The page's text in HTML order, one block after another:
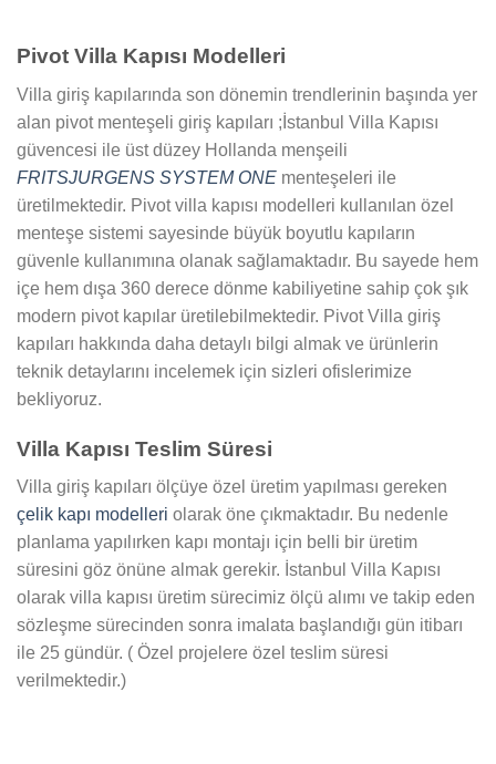
Pivot Villa Kapısı Modelleri
Villa giriş kapılarında son dönemin trendlerinin başında yer
alan pivot menteşeli giriş kapıları ;İstanbul Villa Kapısı
güvencesi ile üst düzey Hollanda menşeili
FRITSJURGENS SYSTEM ONE menteşeleri ile
üretilmektedir. Pivot villa kapısı modelleri kullanılan özel
menteşe sistemi sayesinde büyük boyutlu kapıların
güvenle kullanımına olanak sağlamaktadır. Bu sayede hem
içe hem dışa 360 derece dönme kabiliyetine sahip çok şık
modern pivot kapılar üretilebilmektedir. Pivot Villa giriş
kapıları hakkında daha detaylı bilgi almak ve ürünlerin
teknik detaylarını incelemek için sizleri ofislerimize
bekliyoruz.
Villa Kapısı Teslim Süresi
Villa giriş kapıları ölçüye özel üretim yapılması gereken
çelik kapı modelleri olarak öne çıkmaktadır. Bu nedenle
planlama yapılırken kapı montajı için belli bir üretim
süresini göz önüne almak gerekir. İstanbul Villa Kapısı
olarak villa kapısı üretim sürecimiz ölçü alımı ve takip eden
sözleşme sürecinden sonra imalata başlandığı gün itibarı
ile 25 gündür. ( Özel projelere özel teslim süresi
verilmektedir.)